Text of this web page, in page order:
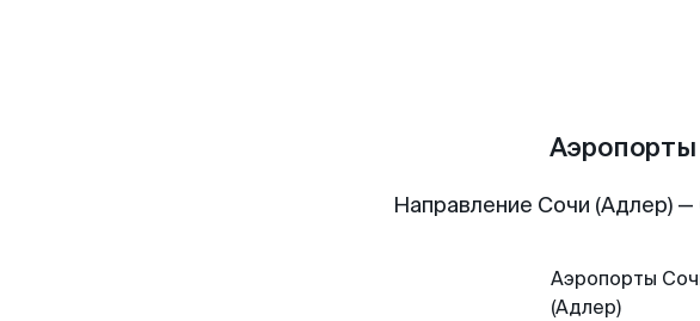
Направление Сочи (Адлер)
Аэропорты
(Адлер)